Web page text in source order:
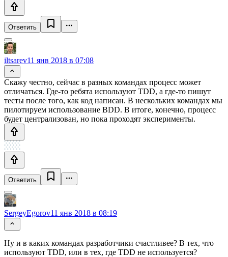
Ответить
iltsarev11 янв 2018 в 07:08
Скажу честно, сейчас в разных командах процесс может
отличаться. Где-то ребята используют TDD, а где-то пишут
тесты после того, как код написан. В нескольких командах мы
пилотируем использование BDD. В итоге, конечно, процесс
будет централизован, но пока проходят эксперименты.
Ответить
SergeyEgorov11 янв 2018 в 08:19
Ну и в каких командах разработчики счастливее? В тех, что
используют TDD, или в тех, где TDD не используется?